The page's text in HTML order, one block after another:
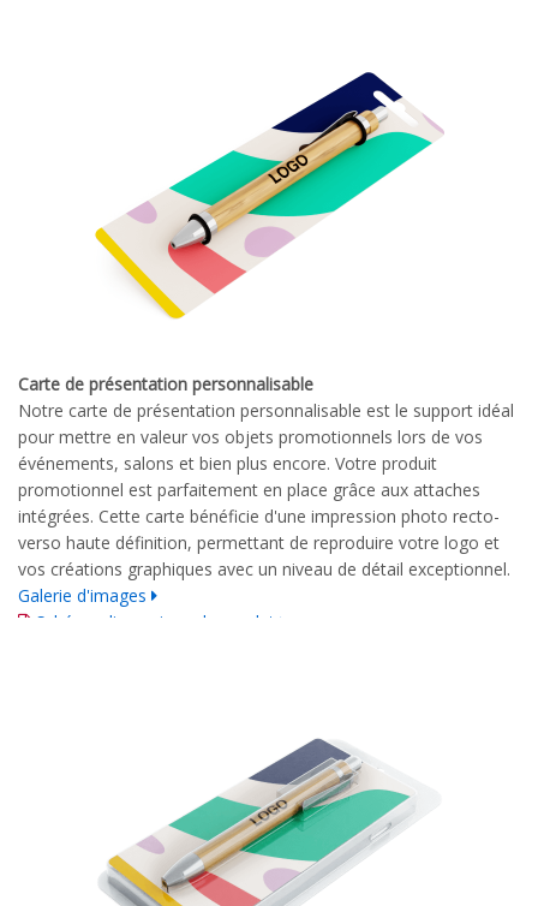
Carte de présentation personnalisable
Notre carte de présentation personnalisable est le support idéal
pour mettre en valeur vos objets promotionnels lors de vos
événements, salons et bien plus encore. Votre produit
promotionnel est parfaitement en place grâce aux attaches
intégrées. Cette carte bénéficie d'une impression photo recto-
verso haute définition, permettant de reproduire votre logo et
vos créations graphiques avec un niveau de détail exceptionnel.
Galerie d'images
Schéma dimensionnel complet